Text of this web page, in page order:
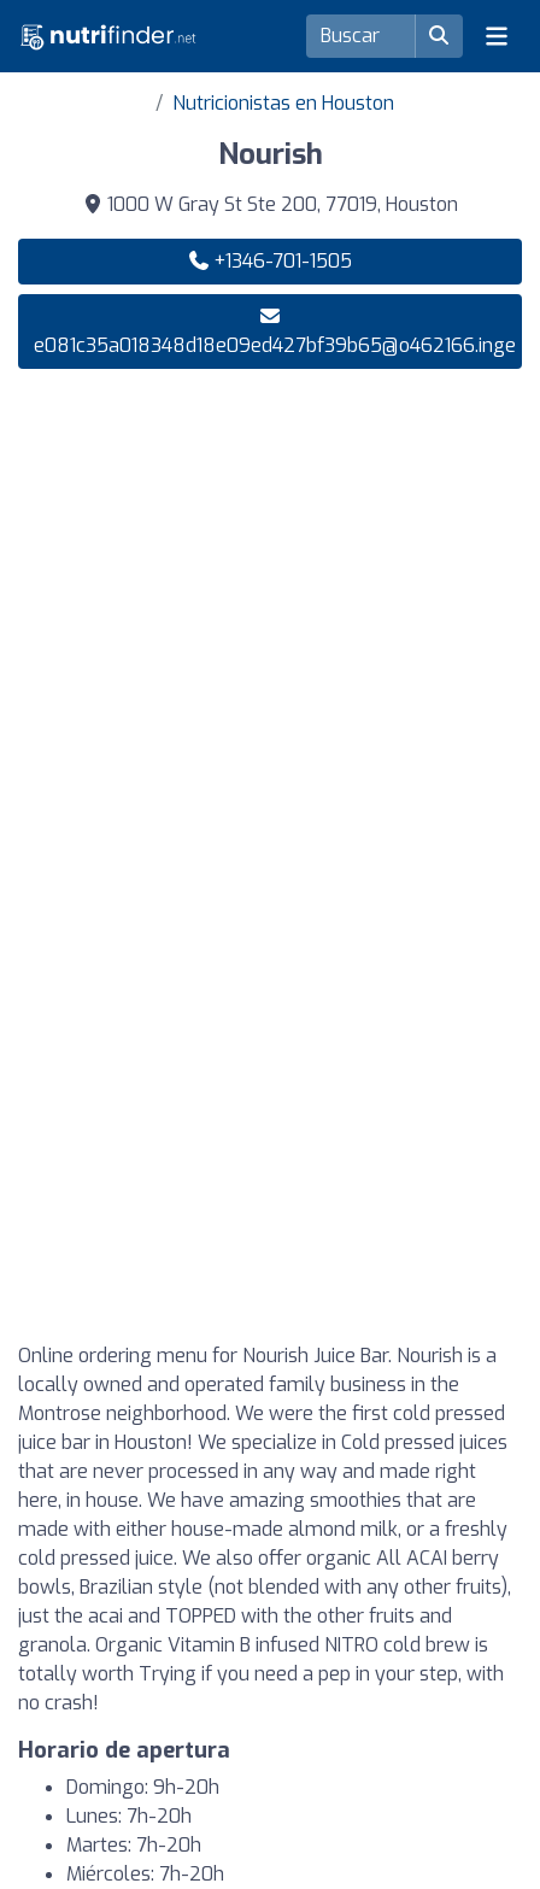
Nutricionistas en Houston
Nourish
1000 W Gray St Ste 200, 77019, Houston
+1346-701-1505
e081c35a018348d18e09ed427bf39b65@o462166.inge
Online ordering menu for Nourish Juice Bar. Nourish is a
locally owned and operated family business in the
Montrose neighborhood. We were the first cold pressed
juice bar in Houston! We specialize in Cold pressed juices
that are never processed in any way and made right
here, in house. We have amazing smoothies that are
made with either house-made almond milk, or a freshly
cold pressed juice. We also offer organic All ACAI berry
bowls, Brazilian style (not blended with any other fruits),
just the acai and TOPPED with the other fruits and
granola. Organic Vitamin B infused NITRO cold brew is
totally worth Trying if you need a pep in your step, with
no crash!
Horario de apertura
Domingo: 9h-20h
Lunes: 7h-20h
Martes: 7h-20h
Miércoles: 7h-20h